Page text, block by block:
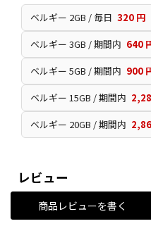
ベルギー 2GB / 毎日 320 円
ベルギー 3GB / 期間内 640
ベルギー 5GB / 期間内 900
ベルギー 15GB / 期間内
ベルギー 20GB / 期間内
レビュー
商品レビューを書く